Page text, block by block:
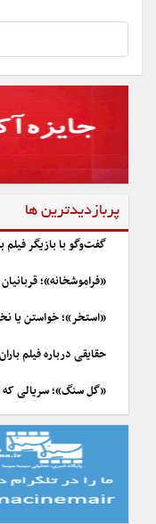
پربازدیدترین ها
گفت‌وگو با بازیگر
«فراموشخانه»؛
«استخر»؛ خواستن یا
حقایقی درباره فیلم
«گل سنگ»؛ سریالی که